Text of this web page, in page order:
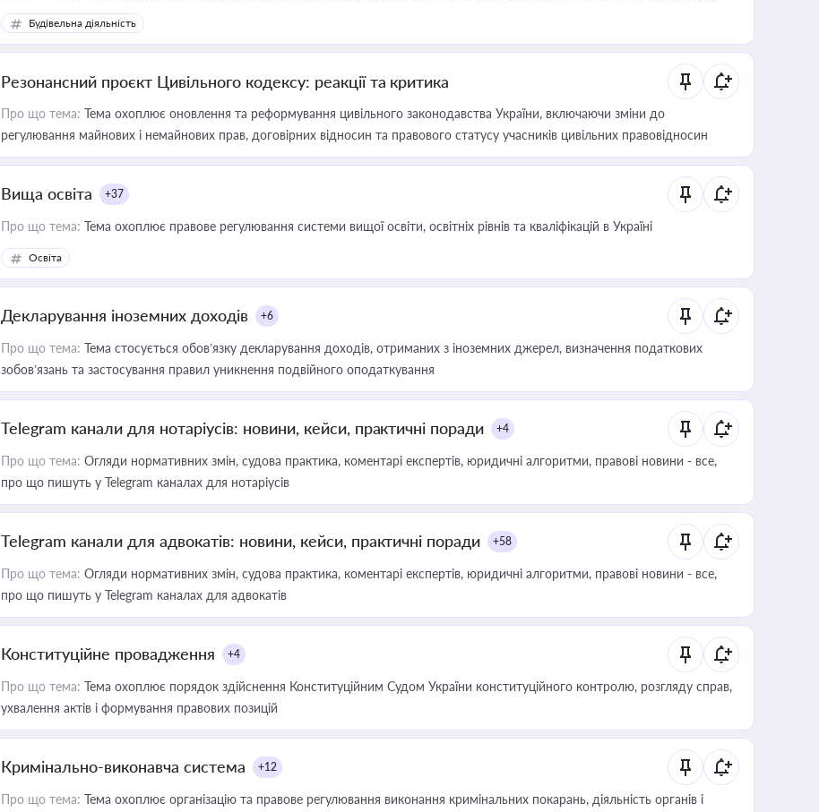
Будівельна діяльність
Резонансний проєкт Цивільного кодексу: реакції та критика
Про що тема: Тема охоплює оновлення та реформування цивільного законодавства України, включаючи зміни до
регулювання майнових і немайнових прав, договірних відносин та правового статусу учасників цивільних правовідносин
Вища освіта +37
Про що тема: Тема охоплює правове регулювання системи вищої освіти, освітніх рівнів та кваліфікацій в Україні
Освіта
Декларування іноземних доходів +6
Про що тема: Тема стосується обов’язку декларування доходів, отриманих з іноземних джерел, визначення податкових
зобов’язань та застосування правил уникнення подвійного оподаткування
Telegram канали для нотаріусів: новини, кейси, практичні поради +4
Про що тема: Огляди нормативних змін, судова практика, коментарі експертів, юридичні алгоритми, правові новини - все,
про що пишуть у Telegram каналах для нотаріусів
Telegram канали для адвокатів: новини, кейси, практичні поради +58
Про що тема: Огляди нормативних змін, судова практика, коментарі експертів, юридичні алгоритми, правові новини - все,
про що пишуть у Telegram каналах для адвокатів
Конституційне провадження +4
Про що тема: Тема охоплює порядок здійснення Конституційним Судом України конституційного контролю, розгляду справ,
ухвалення актів і формування правових позицій
Кримінально-виконавча система +12
Про що тема: Тема охоплює організацію та правове регулювання виконання кримінальних покарань, діяльність органів і